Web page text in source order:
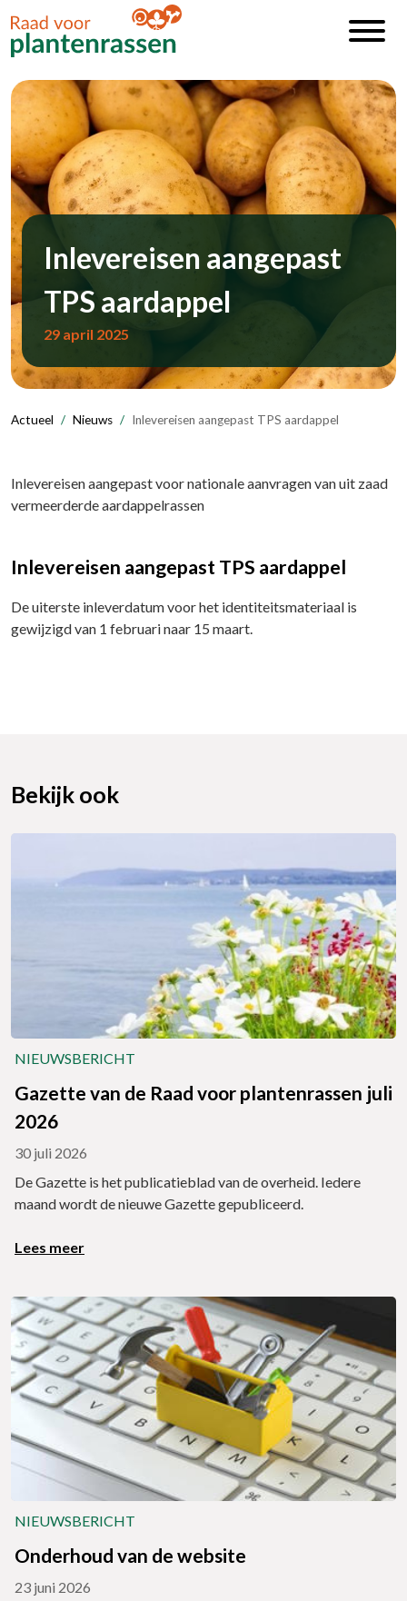
Inlevereisen aangepast
TPS aardappel
29 april 2025
Actueel Nieuws Inlevereisen aangepast TPS aardappel
Inlevereisen aangepast voor nationale aanvragen van uit zaad
vermeerderde aardappelrassen
Inlevereisen aangepast TPS aardappel
De uiterste inleverdatum voor het identiteitsmateriaal is
gewijzigd van 1 februari naar 15 maart.
Bekijk ook
NIEUWSBERICHT
Gazette van de Raad voor plantenrassen juli
2026
30 juli 2026
De Gazette is het publicatieblad van de overheid. Iedere
maand wordt de nieuwe Gazette gepubliceerd.
Lees meer
NIEUWSBERICHT
Onderhoud van de website
23 juni 2026